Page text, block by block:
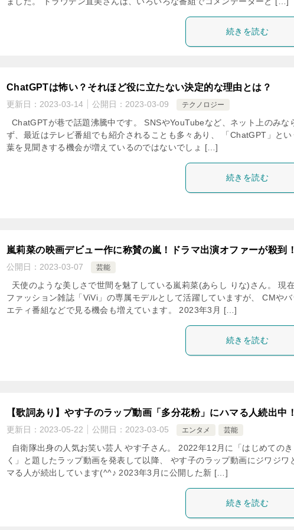
続きを読む
ChatGPTは怖い？それほど役に立たない決定的な理由とは？
更新日： 2023-03-14 公開日： 2023-03-09 テクノロジー
ChatGPTが巷で話題沸騰中です。 SNSやYouTubeなど、ネット上のみな
ず、最近はテレビ番組でも紹介されることも多々あり、 「ChatGPT」とい
葉を見聞きする機会が増えているのではないでしょ […]
続きを読む
嵐莉菜の映画デビュー作に称賛の嵐！ドラマ出演オファーが殺到
公開日： 2023-03-07 芸能
天使のような美しさで世間を魅了している嵐莉菜(あらし りな)さん。 現
ファッション雑誌「ViVi」の専属モデルとして活躍していますが、 CMやバ
エティ番組などで見る機会も増えています。 2023年3月 […]
続きを読む
【歌詞あり】やす子のラップ動画「多分花粉」にハマる人続出中
更新日： 2023-05-22 公開日： 2023-03-05 エンタメ 芸能
自衛隊出身の人気お笑い芸人 やす子さん。 2022年12月に「はじめてのき
く」と題したラップ動画を発表して以降、 やす子のラップ動画にジワジワ
マる人が続出しています(^^♪ 2023年3月に公開した新 […]
続きを読む